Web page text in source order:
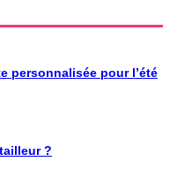
personnalisée pour l’été
?